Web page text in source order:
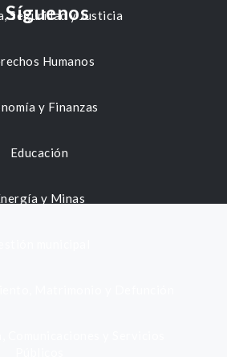
Seguridad y Justicia
Humanos
y Finanzas
Educación
y Minas
Síguenos